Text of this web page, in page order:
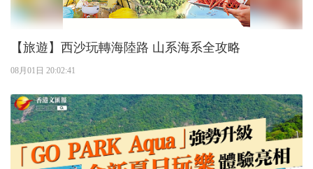
【旅遊】西沙玩轉海陸路 山系海系全攻略
08月01日 20:02:41